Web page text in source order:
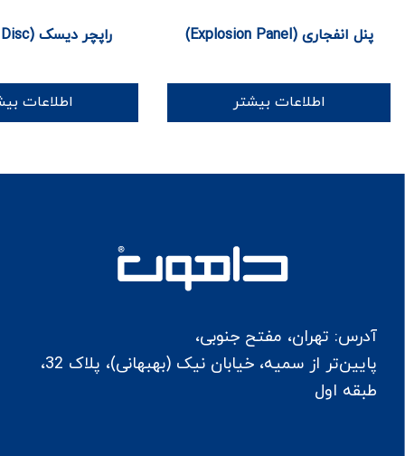
پنل انفجاری (Explosion Panel)
اطلاعات بیشتر
راپچر دیسک (Rupture Disc)
اطلاعات
آدرس: تهران، مفتح جنوبی،
پایین‌تر از سمیه، خیابان نیک (بهبهانی)، پلاک 32،
طبقه اول